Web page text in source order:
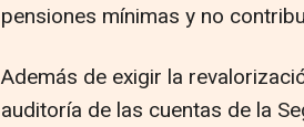
pensiones mínimas y no
Además de exigir la
auditoría de las cuentas de la